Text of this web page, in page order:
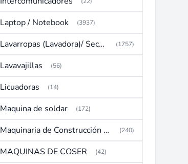
Laptop / Notebook (3937)
Lavarropas (Lavadora)/ Secadoras (1757)
Lavavajillas (56)
Licuadoras (14)
Maquina de soldar (172)
Maquinaria de Construcción (Maquinaria Pesada) (240)
MAQUINAS DE COSER (42)